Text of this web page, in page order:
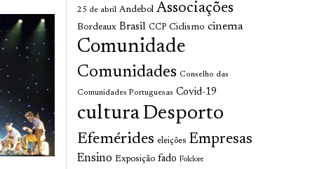
25 de abril Andebol Associações
Bordeaux Brasil CCP Ciclismo cinema
Comunidade
Comunidades Conselho das
Comunidades Portuguesas Covid-19
culturaDesporto
Efemérides eleições Empresas
Ensino Exposição fado Folclore